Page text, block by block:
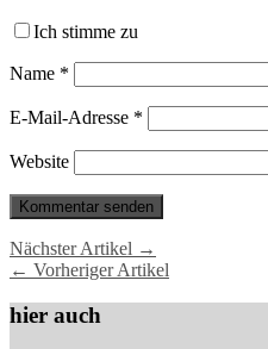
Ich stimme zu
Name *
E-Mail-Adresse *
Website
Nächster Artikel →
← Vorheriger Artikel
hier auch